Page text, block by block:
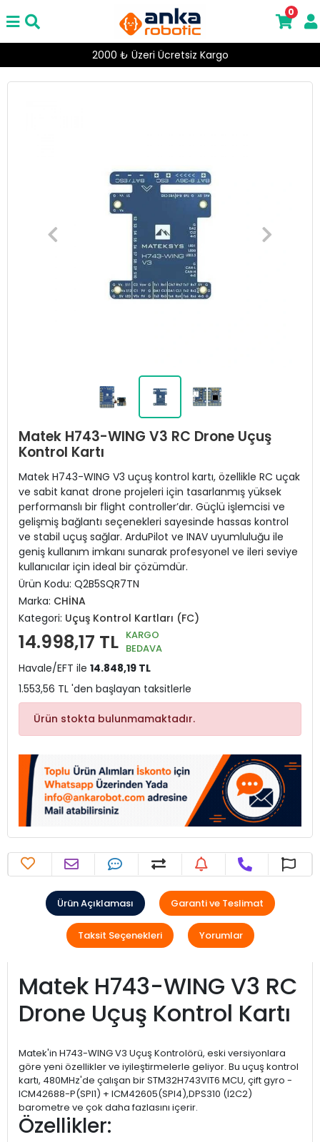
Aynı Gün Ücretsiz Gönderim
0
Matek H743-WING V3 RC Drone Uçuş
Kontrol Kartı
Matek H743-WING V3 uçuş kontrol kartı, özellikle RC uçak
ve sabit kanat drone projeleri için tasarlanmış yüksek
performanslı bir flight controller’dır. Güçlü işlemcisi ve
gelişmiş bağlantı seçenekleri sayesinde hassas kontrol
ve stabil uçuş sağlar. ArduPilot ve INAV uyumluluğu ile
geniş kullanım imkanı sunarak profesyonel ve ileri seviye
kullanıcılar için ideal bir çözümdür.
Ürün Kodu: Q2B5SQR7TN
Marka: CHİNA
Kategori: Uçuş Kontrol Kartları (FC)
14.998,17 TL KARGO
BEDAVA
Havale/EFT ile 14.848,19 TL
1.553,56 TL 'den başlayan taksitlerle
Ürün stokta bulunmamaktadır.
Ürün Açıklaması Garanti ve Teslimat
Taksit Seçenekleri Yorumlar
Matek H743-WING V3 RC
Drone Uçuş Kontrol Kartı
Matek'in H743-WING V3 Uçuş Kontrolörü, eski versiyonlara
göre yeni özellikler ve iyileştirmelerle geliyor. Bu uçuş kontrol
kartı, 480MHz'de çalışan bir STM32H743VIT6 MCU, çift gyro -
ICM42688-P(SPI1) + ICM42605(SPI4),DPS310 (I2C2)
barometre ve çok daha fazlasını içerir.
Özellikler: